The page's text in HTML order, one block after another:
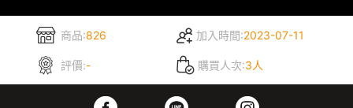
商品:826 加入時間:2023-07-11
評價:- 購買人次:3人